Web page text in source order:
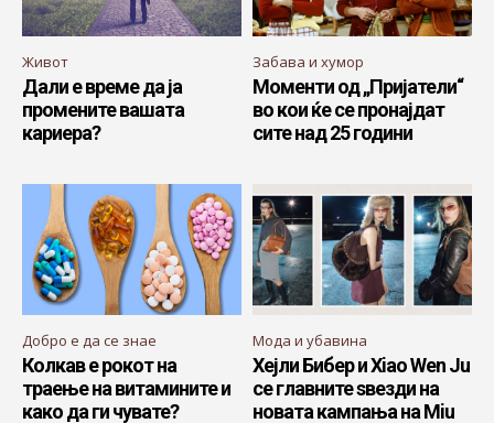
Живот
Дали е време да ја
промените вашата
кариера?
Забава и хумор
Моменти од „Пријатели“
во кои ќе се пронајдат
сите над 25 години
Добро е да се знае
Колкав е рокот на
траење на витамините и
како да ги чувате?
Мода и убавина
Хејли Бибер и Xiao Wen Ju
се главните ѕвезди на
новата кампања на Miu